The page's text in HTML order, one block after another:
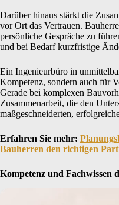
Darüber hinaus stärkt die
vor Ort das Vertrauen.
persönliche Gespräche zu
und bei Bedarf kurzfristige
Ein Ingenieurbüro in
Kompetenz, sondern auch für
Gerade bei komplexen
Zusammenarbeit, die den
maßgeschneiderten,
Erfahren Sie mehr:
Bauherren den richtigen
Kompetenz und Fachwissen